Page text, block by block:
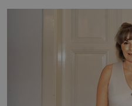
mi knihy, práce a hlavně